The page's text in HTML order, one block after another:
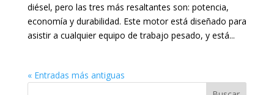
diésel, pero las tres más resaltantes son: potencia,
economía y durabilidad. Este motor está diseñado para
asistir a cualquier equipo de trabajo pesado, y está...
« Entradas más antiguas